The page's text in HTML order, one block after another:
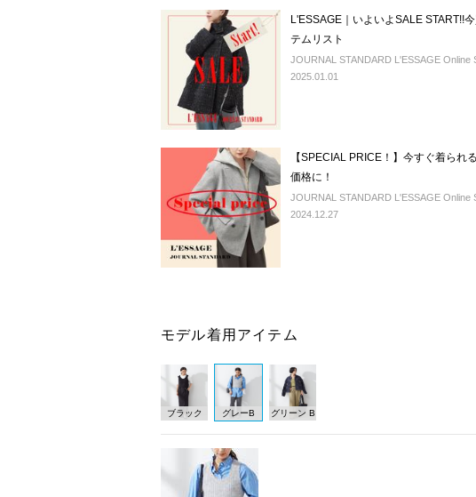
L'ESSAGE｜いよいよSALE START!!
テムリスト
JOURNAL STANDARD L'ESSAGE Online
2025.01.01
【SPECIAL PRICE！】今すぐ着られ
価格に！
JOURNAL STANDARD L'ESSAGE Online
2024.12.27
モデル着用アイテム
ブラック グレーB グリーン B